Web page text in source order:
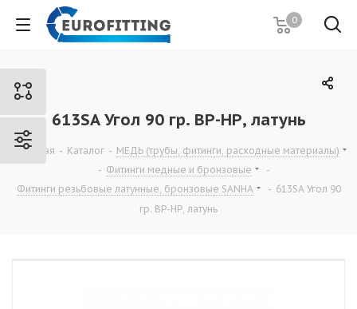
0
613SA Угол 90 гр. ВР-НР, латунь
Главная - Каталог - МЕДЬ (трубы, фитинги, расходные материалы)
- Фитинги медные и бронзовые
-
Фитинги резьбовые латунные, бронзовые SANHA
- 613SA Угол 90
гр. ВР-НР, латунь